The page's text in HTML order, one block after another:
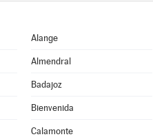
Alange
Almendral
Badajoz
Bienvenida
Calamonte